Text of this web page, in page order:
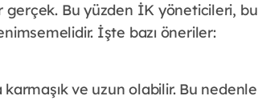
gerçek. Bu yüzden İK yöneticileri, bu
İşte bazı öneriler:
ve uzun olabilir. Bu nedenle